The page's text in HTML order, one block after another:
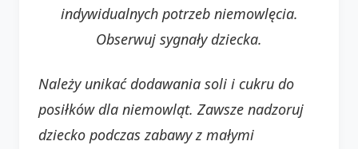
indywidualnych potrzeb niemowlęcia.
Obserwuj sygnały dziecka.
Należy unikać dodawania soli i cukru do
posiłków dla niemowląt. Zawsze nadzoruj
dziecko podczas zabawy z małymi